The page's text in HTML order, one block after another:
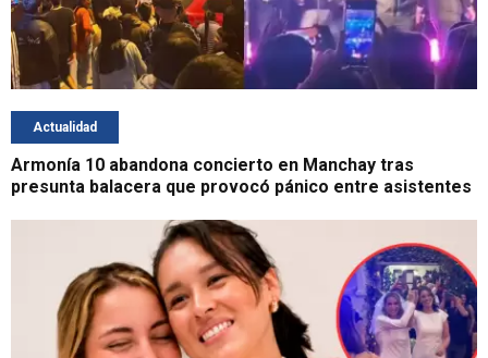
Actualidad
Armonía 10 abandona concierto en Manchay tras
presunta balacera que provocó pánico entre asistentes